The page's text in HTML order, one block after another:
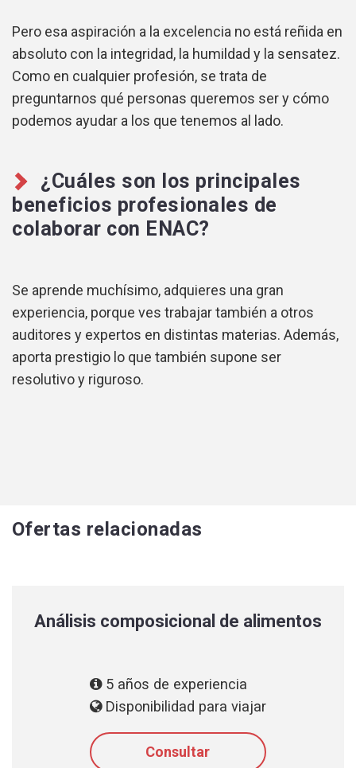
Pero esa aspiración a la excelencia no está reñida en
absoluto con la integridad, la humildad y la sensatez.
Como en cualquier profesión, se trata de
preguntarnos qué personas queremos ser y cómo
podemos ayudar a los que tenemos al lado.
¿Cuáles son los principales
beneficios profesionales de
colaborar con ENAC?
Se aprende muchísimo, adquieres una gran
experiencia, porque ves trabajar también a otros
auditores y expertos en distintas materias. Además,
aporta prestigio lo que también supone ser
resolutivo y riguroso.
Ofertas relacionadas
Análisis composicional de alimentos
5 años de experiencia
Disponibilidad para viajar
Consultar